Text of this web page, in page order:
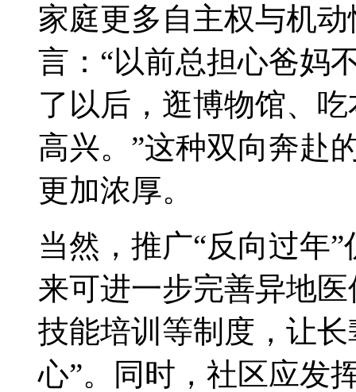
家庭更多自主权与机
言：“以前总担心爸妈
了以后，逛博物馆、
高兴。”这种双向奔赴
更加浓厚。
当然，推广“反向过年
来可进一步完善异地
技能培训等制度，让
心”。同时，社区应发